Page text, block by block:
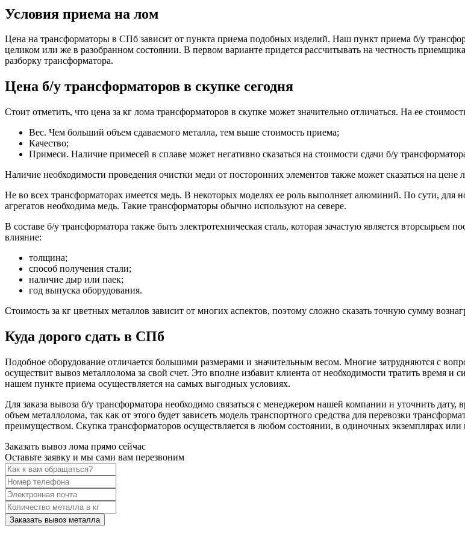
Условия приема на лом
Цена на трансформаторы в СПб зависит от пункта приема подобных изделий. Наш пункт приема б/у
целиком или же в разобранном состоянии. В первом варианте придется рассчитывать на честность
разборку трансформатора.
Цена б/у трансформаторов в скупке сегодня
Стоит отметить, что цена за кг лома трансформаторов в скупке может значительно отличаться. На ее
Вес. Чем больший объем сдаваемого металла, тем выше стоимость приема;
Качество;
Примеси. Наличие примесей в сплаве может негативно сказаться на стоимости сдачи б/у
Наличие необходимости проведения очистки меди от посторонних элементов также может сказаться на цене
Не во всех трансформаторах имеется медь. В некоторых моделях ее роль выполняет алюминий. По сути, для
агрегатов необходима медь. Такие трансформаторы обычно используют на севере.
В составе б/у трансформатора также быть электротехническая сталь, которая зачастую является вторсырьем
влияние:
толщина;
способ получения стали;
наличие дыр или паек;
год выпуска оборудования.
Стоимость за кг цветных металлов зависит от многих аспектов, поэтому сложно сказать точную сумму
Куда дорого сдать в СПб
Подобное оборудование отличается большими размерами и значительным весом. Многие затрудняются с
осуществит вывоз металлолома за свой счет. Это вполне избавит клиента от необходимости тратить время
нашем пункте приема осуществляется на самых выгодных условиях.
Для заказа вывоза б/у трансформатора необходимо связаться с менеджером нашей компании и уточнить
объем металлолома, так как от этого будет зависеть модель транспортного средства для перевозки
преимуществом. Скупка трансформаторов осуществляется в любом состоянии, в одиночных экземплярах
Заказать вывоз лома прямо сейчас
Оставьте заявку и мы сами вам перезвоним
Заказать вывоз металла